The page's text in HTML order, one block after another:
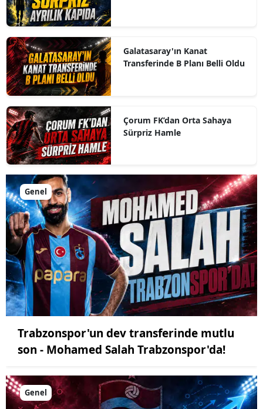
Galatasaray'ın Kanat
Transferinde B Planı Belli Oldu
Çorum FK’dan Orta Sahaya
Sürpriz Hamle
Genel
Trabzonspor'un dev transferinde mutlu
son - Mohamed Salah Trabzonspor'da!
Genel